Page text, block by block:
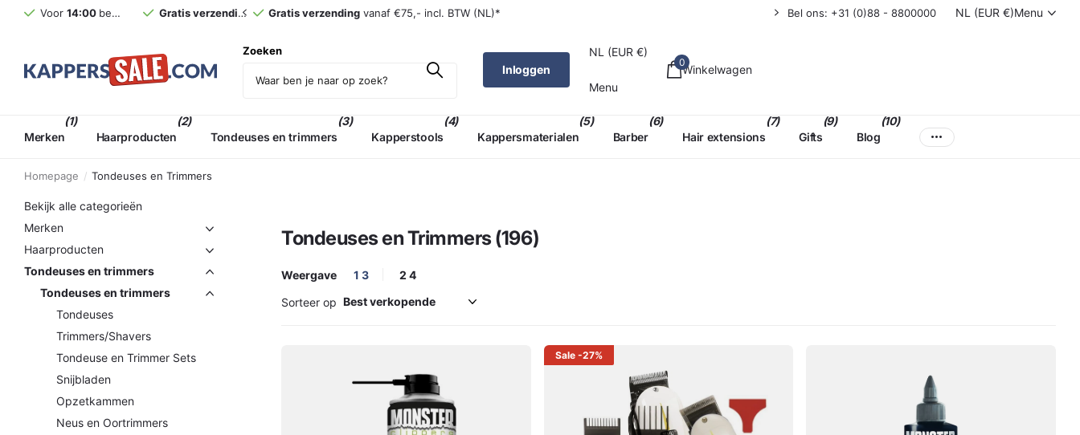
Voor 14:00 besteld, morgenin huis (NL)*
Gratis verzending vanaf €75,- incl. BTW (NL)*
Voor14:00besteld,morgenin huis (NL)* Bel ons: +31 (0)88 - 8800000 NL (EUR €)Menu
Zoeken
Inloggen
NL (EUR €)
Menu
Winkelwagen
0
Merken
(1)
Haarproducten
(2)
Tondeuses en trimmers
(3)
Kapperstools
(4)
Kappersmaterialen
(5)
Barber
(6)
Hair extensions
(7)
Gifts
(9)
Blog
(10)
Homepage Tondeuses en Trimmers
Tondeuses en Trimmers (196)
Weergave 1 3 2 4
Sorteer op
Sale -27%
Bekijk alle categorieën
Merken
Haarproducten
Tondeuses en trimmers
Tondeuses en trimmers
Tondeuses
Trimmers/Shavers
Tondeuse en Trimmer Sets
Snijbladen
Opzetkammen
Neus en Oortrimmers